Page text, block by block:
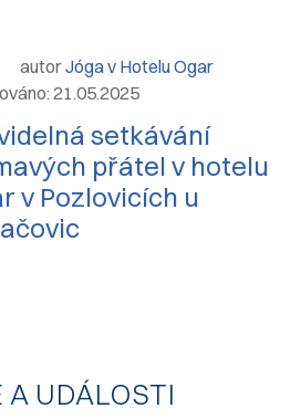
autorJóga v Hotelu Ogar
21.05.2025
setkávání
přátel v hotelu
v Pozlovicích u
A UDÁLOSTI